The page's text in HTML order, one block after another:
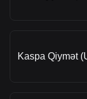
Kaspa Qiymət